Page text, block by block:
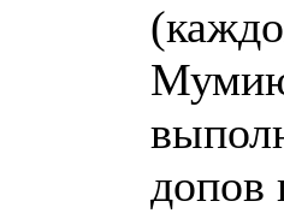
Мумию
допов